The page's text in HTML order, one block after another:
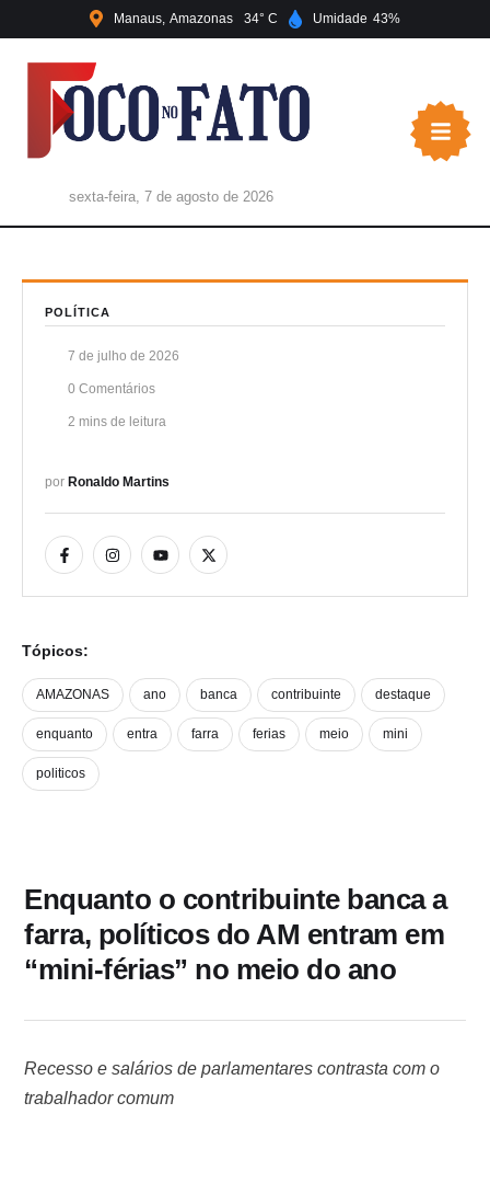
Manaus Amazonas 34 Umidade 43
sexta-feira, 7 de agosto de 2026
POLÍTICA
7 de julho de 2026
0 Comentários
2 mins de leitura
por Ronaldo Martins
Tópicos:
AMAZONAS ano banca contribuinte destaque
enquanto entra farra ferias meio mini
politicos
Enquanto o contribuinte banca a
farra, políticos do AM entram em
“mini-férias” no meio do ano
Recesso e salários de parlamentares contrasta com o
trabalhador comum